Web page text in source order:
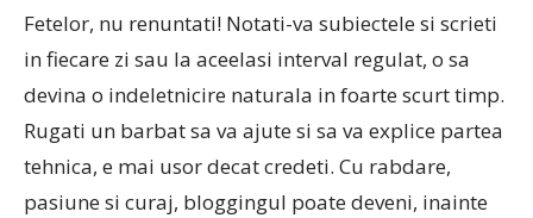
Fetelor, nu renuntati! Notati-va subiectele si scrieti
in fiecare zi sau la aceelasi interval regulat, o sa
devina o indeletnicire naturala in foarte scurt timp.
Rugati un barbat sa va ajute si sa va explice partea
tehnica, e mai usor decat credeti. Cu rabdare,
pasiune si curaj, bloggingul poate deveni, inainte